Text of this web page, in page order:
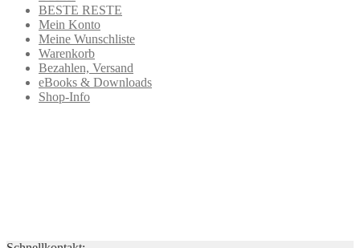
BESTE RESTE
Mein Konto
Meine Wunschliste
Warenkorb
Bezahlen, Versand
eBooks & Downloads
Shop-Info